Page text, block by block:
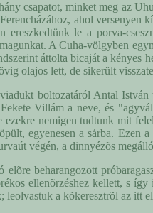
csapatot, minket meg az
ahol
ereszkedtünk le a porva-
A Cuha-völgyben
áttolta bicaját a kényes
olajos lett, de sikerült
boltozatáról Antal
Villám a neve, és
nemigen tudtunk mit
egyenesen a sárba.
végén, a dinnyézõs
elõre beharangozott
ellenõrzéshez kellett, s
a kõkeresztrõl az itt